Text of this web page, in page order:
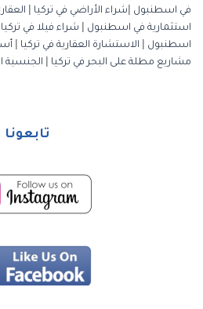
في اسطنبول
شراء الأراضي في تركيا
استثمارية في اسطنبول
شراء فيلا في تركيا
اسطنبول
الاستشارة العقارية في تركيا
مشاريع مطلة على البحر في تركيا
الجنسية
تابعونا